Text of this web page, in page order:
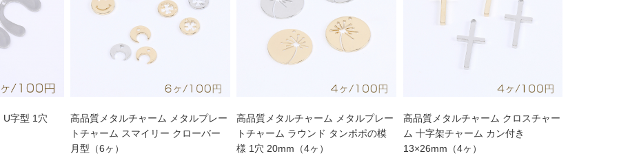
U字型 1穴
高品質メタルチャーム メタルプレー
トチャーム スマイリー クローバー
月型（6ヶ）
高品質メタルチャーム メタルプレー
トチャーム ラウンド タンポポの模
様 1穴 20mm（4ヶ）
高品質メタルチャーム クロスチャー
ム 十字架チャーム カン付き
13×26mm（4ヶ）